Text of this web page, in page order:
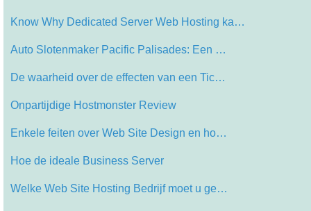
Know Why Dedicated Server Web Hosting ka…
Auto Slotenmaker Pacific Palisades: Een …
De waarheid over de effecten van een Tic…
Onpartijdige Hostmonster Review
Enkele feiten over Web Site Design en ho…
Hoe de ideale Business Server
Welke Web Site Hosting Bedrijf moet u ge…